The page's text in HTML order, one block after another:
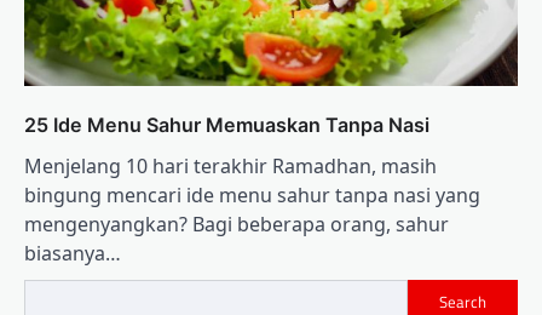
25 Ide Menu Sahur Memuaskan Tanpa Nasi
Menjelang 10 hari terakhir Ramadhan, masih
bingung mencari ide menu sahur tanpa nasi yang
mengenyangkan? Bagi beberapa orang, sahur
biasanya…
Search